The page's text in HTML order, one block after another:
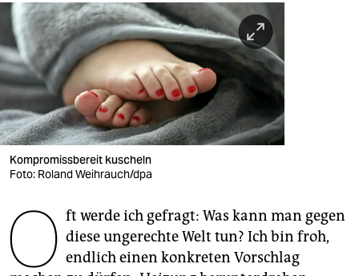
verlag
verlag
veranstaltungen
shop
fragen & hilfe
unterstützen
genossenschaft
epaper login
Kompromissbereit kuscheln
Foto: Roland Weihrauch/dpa
O ft werde ich gefragt: Was kann man gegen
diese ungerechte Welt tun? Ich bin froh,
endlich einen konkreten Vorschlag